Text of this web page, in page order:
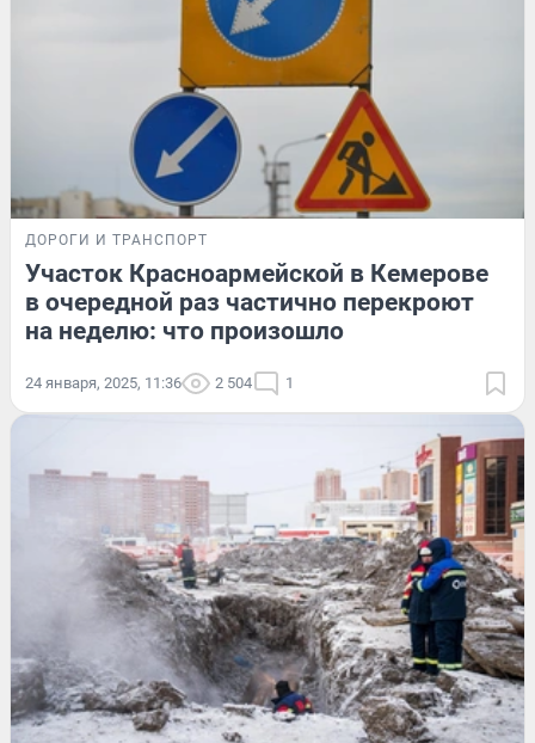
ДОРОГИ И ТРАНСПОРТ
Участок Красноармейской в Кемерове
в очередной раз частично перекроют
на неделю: что произошло
24 января, 2025, 11:36 2 504 1